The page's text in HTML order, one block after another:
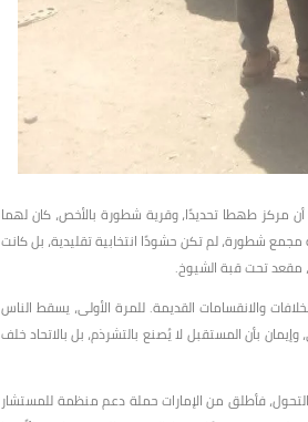
مركز طهطا تحديدًا، وقرية شطورة بالأخص، كان لهما
شطورة، لم تكن حشودًا انتخابية تقليدية، بل كانت
مقعد تحت قبة الشيوخ.
والانقسامات القديمة. للمرة الأولى، يسقط الناس
بأن المستقبل لا يُصنع بالتشرذم، بل بالاتحاد خلف
فأطلق من الإمارات حملة دعم منظمة للمستشار